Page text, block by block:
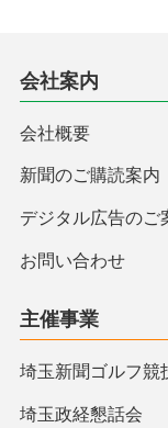
会社案内
会社概要
新聞のご購読案内
デジタル広告のご
お問い合わせ
主催事業
埼玉新聞ゴルフ競
埼玉政経懇話会